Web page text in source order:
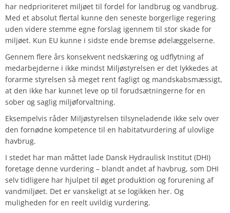
har nedprioriteret miljøet til fordel for landbrug og vandbrug.
Med et absolut flertal kunne den seneste borgerlige regering
uden videre stemme egne forslag igennem til stor skade for
miljøet. Kun EU kunne i sidste ende bremse ødelæggelserne.
Gennem flere års konsekvent nedskæring og udflytning af
medarbejderne i ikke mindst Miljøstyrelsen er det lykkedes at
forarme styrelsen så meget rent fagligt og mandskabsmæssigt,
at den ikke har kunnet leve op til forudsætningerne for en
sober og saglig miljøforvaltning.
Eksempelvis råder Miljøstyrelsen tilsyneladende ikke selv over
den fornødne kompetence til en habitatvurdering af ulovlige
havbrug.
I stedet har man måttet lade Dansk Hydraulisk Institut (DHI)
foretage denne vurdering – blandt andet af havbrug, som DHI
selv tidligere har hjulpet til øget produktion og forurening af
vandmiljøet. Det er vanskeligt at se logikken her. Og
muligheden for en reelt uvildig vurdering.